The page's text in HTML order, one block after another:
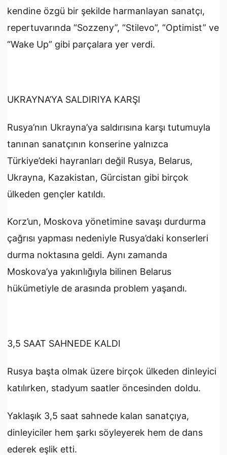
kendine özgü bir şekilde harmanlayan sanatçı,
repertuvarında “Sozzeny”, “Stilevo”, “Optimist” ve
“Wake Up” gibi parçalara yer verdi.
UKRAYNA’YA SALDIRIYA KARŞI
Rusya’nın Ukrayna’ya saldırısına karşı tutumuyla
tanınan sanatçının konserine yalnızca
Türkiye’deki hayranları değil Rusya, Belarus,
Ukrayna, Kazakistan, Gürcistan gibi birçok
ülkeden gençler katıldı.
Korz’un, Moskova yönetimine savaşı durdurma
çağrısı yapması nedeniyle Rusya’daki konserleri
durma noktasına geldi. Aynı zamanda
Moskova’ya yakınlığıyla bilinen Belarus
hükümetiyle de arasında problem yaşandı.
3,5 SAAT SAHNEDE KALDI
Rusya başta olmak üzere birçok ülkeden dinleyici
katılırken, stadyum saatler öncesinden doldu.
Yaklaşık 3,5 saat sahnede kalan sanatçıya,
dinleyiciler hem şarkı söyleyerek hem de dans
ederek eşlik etti.